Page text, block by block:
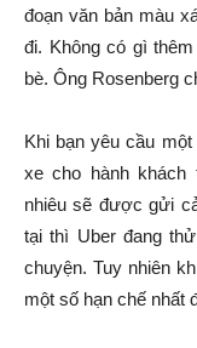
đoạn văn bản màu
đi. Không có gì thêm
bè. Ông Rosenberg
Khi bạn yêu cầu
xe cho hành khách
nhiêu sẽ được gửi
tại thì Uber đang
chuyện. Tuy nhiên
một số hạn chế nhất